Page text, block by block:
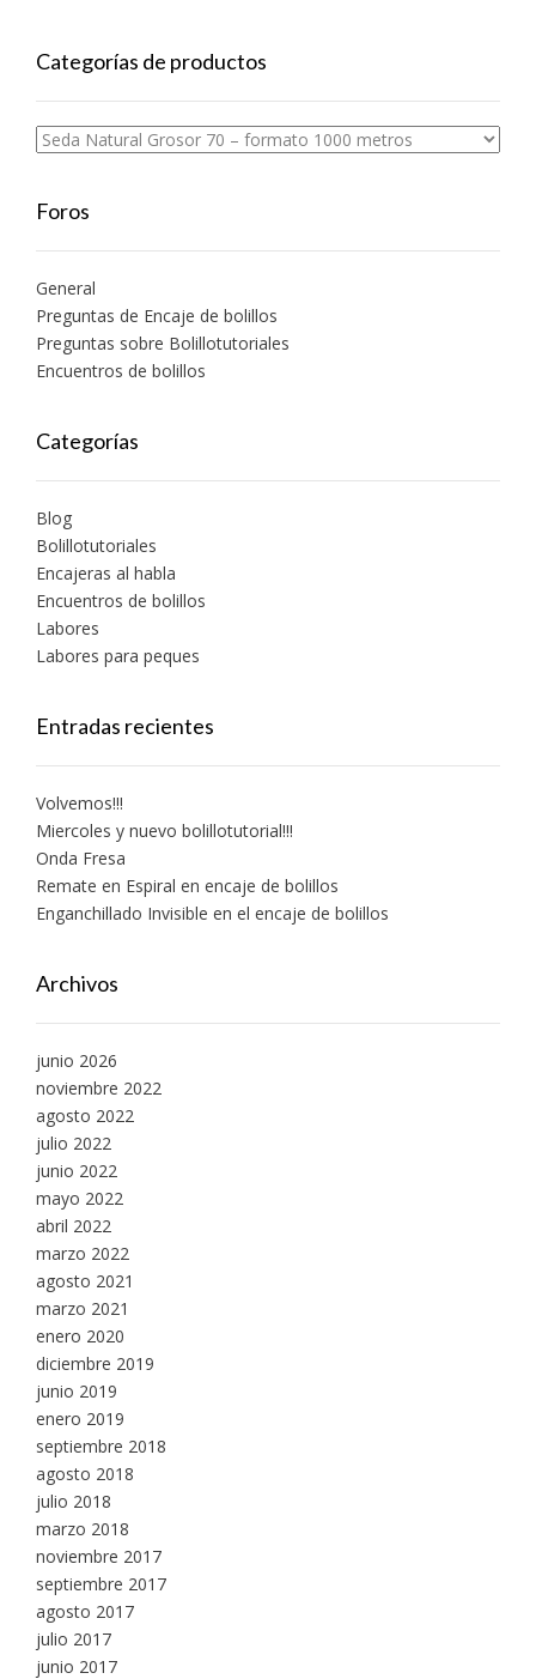
Categorías de productos
Foros
General
Preguntas de Encaje de bolillos
Preguntas sobre Bolillotutoriales
Encuentros de bolillos
Categorías
Blog
Bolillotutoriales
Encajeras al habla
Encuentros de bolillos
Labores
Labores para peques
Entradas recientes
Volvemos!!!
Miercoles y nuevo bolillotutorial!!!
Onda Fresa
Remate en Espiral en encaje de bolillos
Enganchillado Invisible en el encaje de bolillos
Archivos
junio 2026
noviembre 2022
agosto 2022
julio 2022
junio 2022
mayo 2022
abril 2022
marzo 2022
agosto 2021
marzo 2021
enero 2020
diciembre 2019
junio 2019
enero 2019
septiembre 2018
agosto 2018
julio 2018
marzo 2018
noviembre 2017
septiembre 2017
agosto 2017
julio 2017
junio 2017